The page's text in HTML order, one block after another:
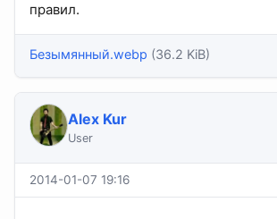
правил.
Безымянный.webp (36.2 KiB)
Alex Kur
User
2014-01-07 19:16